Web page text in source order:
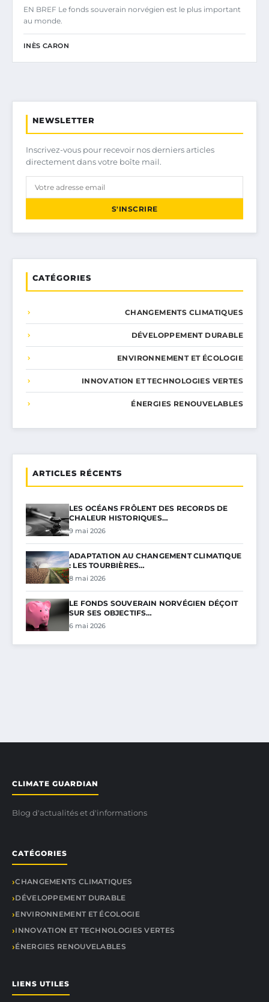
EN BREF Le fonds souverain norvégien est le plus important
au monde.
INÈS CARON
NEWSLETTER
Inscrivez-vous pour recevoir nos derniers articles
directement dans votre boîte mail.
S'INSCRIRE
CATÉGORIES
CHANGEMENTS CLIMATIQUES
DÉVELOPPEMENT DURABLE
ENVIRONNEMENT ET ÉCOLOGIE
INNOVATION ET TECHNOLOGIES VERTES
ÉNERGIES RENOUVELABLES
ARTICLES RÉCENTS
LES OCÉANS FRÔLENT DES RECORDS DE
CHALEUR HISTORIQUES…
9 mai 2026
ADAPTATION AU CHANGEMENT CLIMATIQUE
: LES TOURBIÈRES…
8 mai 2026
LE FONDS SOUVERAIN NORVÉGIEN DÉÇOIT
SUR SES OBJECTIFS…
6 mai 2026
CLIMATE GUARDIAN
Blog d'actualités et d'informations
CATÉGORIES
CHANGEMENTS CLIMATIQUES
DÉVELOPPEMENT DURABLE
ENVIRONNEMENT ET ÉCOLOGIE
INNOVATION ET TECHNOLOGIES VERTES
ÉNERGIES RENOUVELABLES
LIENS UTILES